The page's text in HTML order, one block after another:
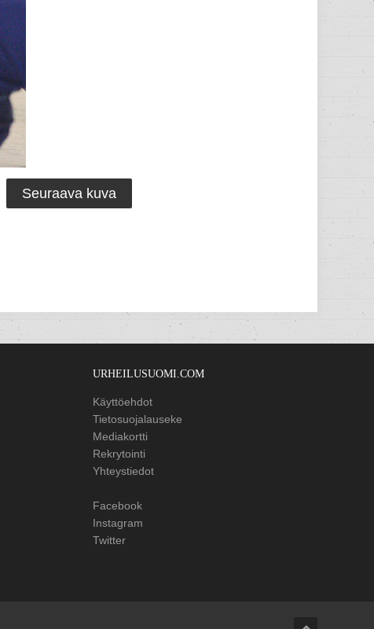
Seuraava kuva
URHEILUSUOMI.COM
Käyttöehdot
Tietosuojalauseke
Mediakortti
Rekrytointi
Yhteystiedot
Facebook
Instagram
Twitter